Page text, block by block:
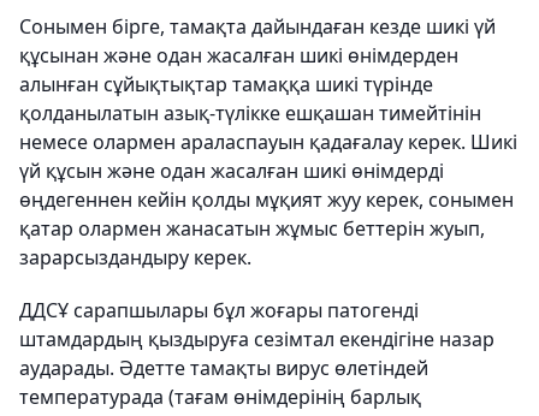
Сонымен бірге, тамақта дайындаған кезде шикі үй
құсынан және одан жасалған шикі өнімдерден
алынған сұйықтықтар тамаққа шикі түрінде
қолданылатын азық-түлікке ешқашан тимейтінін
немесе олармен араласпауын қадағалау керек. Шикі
үй құсын және одан жасалған шикі өнімдерді
өңдегеннен кейін қолды мұқият жуу керек, сонымен
қатар олармен жанасатын жұмыс беттерін жуып,
зарарсыздандыру керек.
ДДСҰ сарапшылары бұл жоғары патогенді
штамдардың қыздыруға сезімтал екендігіне назар
аударады. Әдетте тамақты вирус өлетіндей
температурада (тағам өнімдерінің барлық